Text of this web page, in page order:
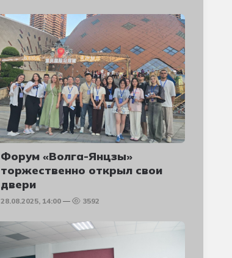
Форум «Волга-Янцзы»
торжественно открыл свои
двери
28.08.2025, 14:00 3592